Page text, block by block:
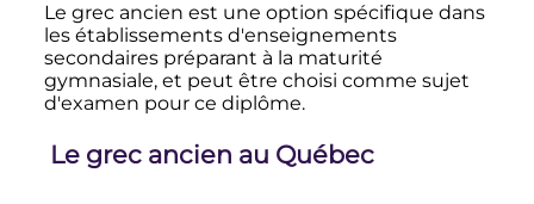
Le grec ancien est une option spécifique dans
les établissements d'enseignements
secondaires préparant à la maturité
gymnasiale, et peut être choisi comme sujet
d'examen pour ce diplôme.
Le grec ancien au Québec